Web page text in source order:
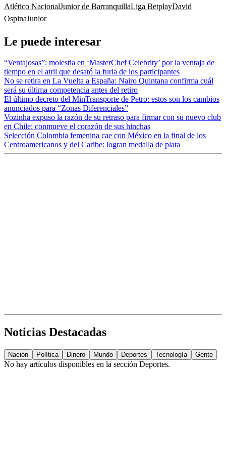
Atlético NacionalJunior de BarranquillaLiga BetplayDavid
OspinaJunior
Le puede interesar
“Ventajosas”: molestia en ‘MasterChef Celebrity’ por la ventaja de
tiempo en el atril que desató la furia de los participantes
No se retira en La Vuelta a España: Nairo Quintana confirma cuál
será su última competencia antes del retiro
El último decreto del MinTransporte de Petro: estos son los cambios
anunciados para “Zonas Diferenciales”
Vozinha expuso la razón de su retraso para firmar con su nuevo club
en Chile: conmueve el corazón de sus hinchas
Selección Colombia femenina cae con México en la final de los
Centroamericanos y del Caribe: logran medalla de plata
Noticias Destacadas
Nación Política Dinero Mundo Deportes Tecnología Gente
No hay artículos disponibles en la sección Deportes.